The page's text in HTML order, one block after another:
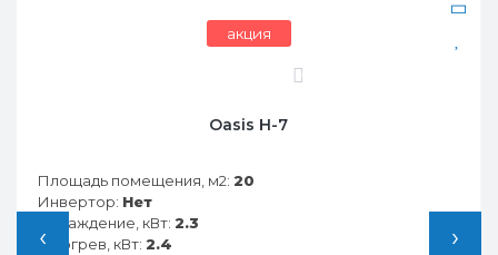
‹
бесплатная установка
Funai RAC-SG25HP.D05
Площадь помещения, м2:
Инвертор:
Охлаждение, кВт:
Обогрев, кВт:
›